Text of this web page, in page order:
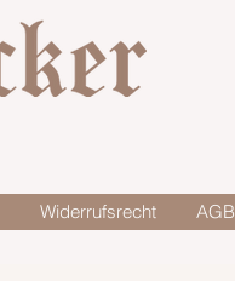
Widerrufsrecht AGB